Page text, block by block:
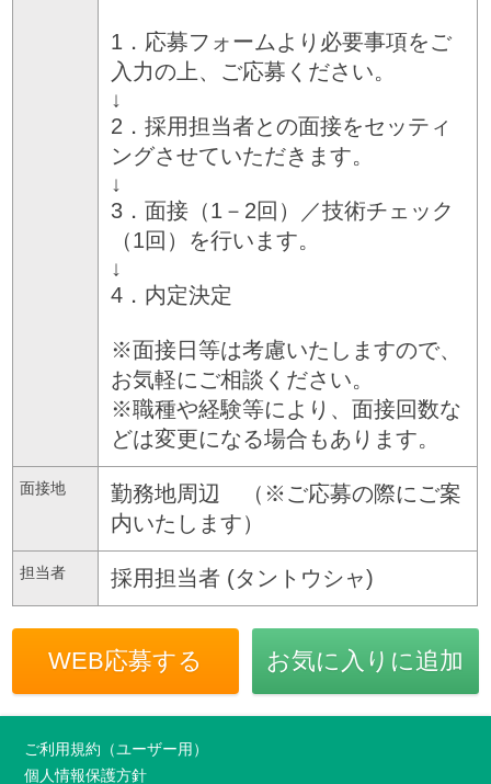
1．応募フォームより必要事項をご
入力の上、ご応募ください。
↓
2．採用担当者との面接をセッティ
ングさせていただきます。
↓
3．面接（1－2回）／技術チェック
（1回）を行います。
↓
4．内定決定
※面接日等は考慮いたしますので、
お気軽にご相談ください。
※職種や経験等により、面接回数な
どは変更になる場合もあります。
面接地
勤務地周辺 （※ご応募の際にご案
内いたします）
担当者 採用担当者 (タントウシャ)
WEB応募する お気に入りに追加
ご利用規約（ユーザー用）
個人情報保護方針